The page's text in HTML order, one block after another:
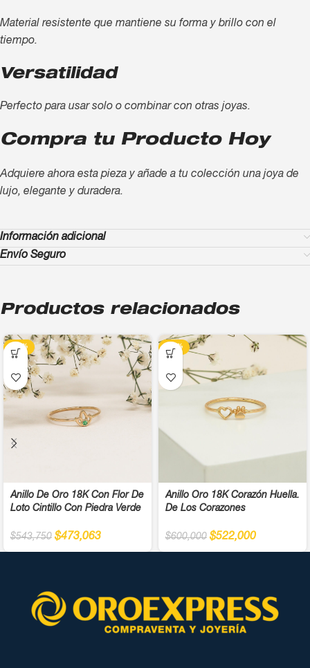
Material resistente que mantiene su forma y brillo con el
tiempo.
Versatilidad
Perfecto para usar solo o combinar con otras joyas.
Compra tu Producto Hoy
Adquiere ahora esta pieza y añade a tu colección una joya de
lujo, elegante y duradera.
Información adicional
Envío Seguro
Productos relacionados
-13%
Anillo De Oro 18K Con Flor De
Loto Cintillo Con Piedra Verde
$543,750 $473,063
-13%
Anillo Oro 18K Corazón Huella.
De Los Corazones
$600,000 $522,000